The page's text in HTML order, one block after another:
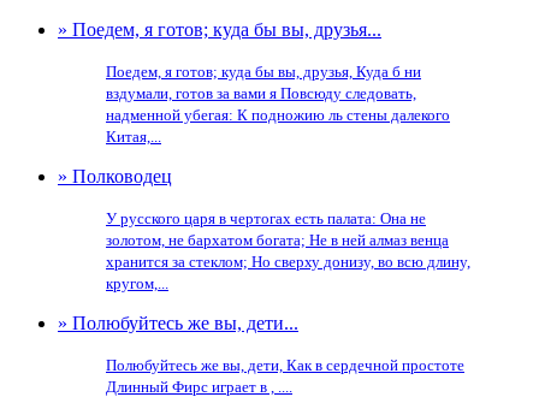
» Поедем, я готов; куда бы вы, друзья...
Поедем, я готов; куда бы вы, друзья, Куда б ни
вздумали, готов за вами я Повсюду следовать,
надменной убегая: К подножию ль стены далекого
Китая,...
» Полководец
У русского царя в чертогах есть палата: Она не
золотом, не бархатом богата; Не в ней алмаз венца
хранится за стеклом; Но сверху донизу, во всю длину,
кругом,...
» Полюбуйтесь же вы, дети...
Полюбуйтесь же вы, дети, Как в сердечной простоте
Длинный Фирс играет в , ....